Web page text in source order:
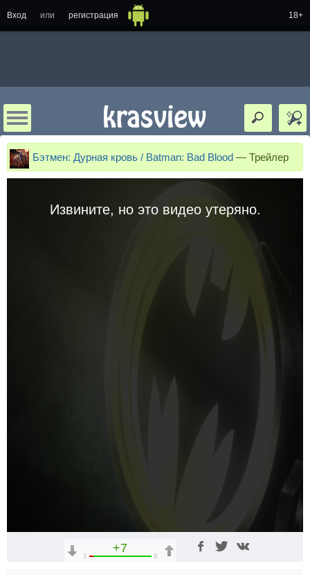
Вход или регистрация 18+
Бэтмен: Дурная кровь / Batman: Bad Blood — Трейлер
Извините, но это видео утеряно.
+7
1 8